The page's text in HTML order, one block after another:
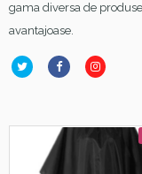
gama diversa de
avantajoase.